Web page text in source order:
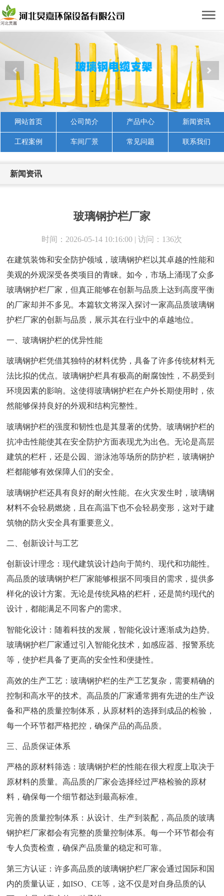
网站首页 公司简介 产品中心 新闻资讯
工程案例 车间厂景 常见问题 联系我们
新闻资讯
玻璃钢护栏厂家
时间：2026-05-14 10:16:00 | 访问：136次
在建筑装饰和安全防护领域，玻璃钢护栏以其卓越的性能和
美观的外观深受各类项目的青睐。如今，市场上涌现了众多
玻璃钢护栏厂家，但真正能够在创新与品质上达到高度平衡
的厂家却并不多见。本篇软文将深入探讨一家高品质玻璃钢
护栏厂家的创新与品质，展示其在行业中的卓越地位。
一、玻璃钢护栏的优异性能
玻璃钢护栏凭借其独特的材料优势，具备了许多传统材料无
法比拟的优点。玻璃钢护栏具有极高的耐腐蚀性，不易受到
环境因素的影响。这使得玻璃钢护栏在户外长期使用时，依
然能够保持良好的外观和结构完整性。
玻璃钢护栏的强度和韧性也是其显著的优势。玻璃钢护栏的
抗冲击性能使其在安全防护方面表现尤为出色。无论是高层
建筑的栏杆，还是公园、游泳池等场所的防护栏，玻璃钢护
栏都能够有效保障人们的安全。
玻璃钢护栏还具有良好的耐火性能。在火灾发生时，玻璃钢
材料不会轻易燃烧，且在高温下也不会轻易变形，这对于建
筑物的防火安全具有重要意义。
二、创新设计与工艺
创新设计理念：现代建筑设计趋向于简约、现代和功能性。
高品质的玻璃钢护栏厂家能够根据不同项目的需求，提供多
样化的设计方案。无论是传统风格的栏杆，还是简约现代的
设计，都能满足不同客户的需求。
智能化设计：随着科技的发展，智能化设计逐渐成为趋势。
玻璃钢护栏厂家通过引入智能化技术，如感应器、报警系统
等，使护栏具备了更高的安全性和便捷性。
高效的生产工艺：玻璃钢护栏的生产工艺复杂，需要精确的
控制和高水平的技术。高品质的厂家通常拥有先进的生产设
备和严格的质量控制体系，从原材料的选择到成品的检验，
每一个环节都严格把控，确保产品的高品质。
三、品质保证体系
严格的原材料筛选：玻璃钢护栏的性能在很大程度上取决于
原材料的质量。高品质的厂家会选择经过严格检验的原材
料，确保每一个细节都达到最高标准。
完善的质量控制体系：从设计、生产到装配，高品质的玻璃
钢护栏厂家都会有完整的质量控制体系。每一个环节都会有
专人负责检查，确保产品质量的稳定和可靠。
第三方认证：许多高品质的玻璃钢护栏厂家会通过国际和国
内的质量认证，如ISO、CE等，这不仅是对自身品质的认